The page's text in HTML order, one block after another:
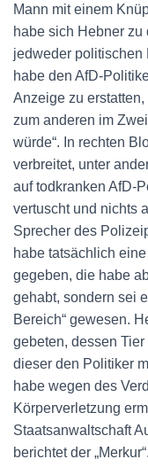
Mann mit einem
habe sich Hebner zu
jedweder politischen
habe den AfD-
Anzeige zu
zum anderen im
würde“. In rechten
verbreitet, unter
auf todkranken AfD-
vertuscht und nichts
Sprecher des
habe tatsächlich
gegeben, die habe
gehabt, sondern sei
Bereich“ gewesen.
gebeten, dessen
dieser den Politiker
habe wegen des
Körperverletzung
Staatsanwaltschaft
berichtet der „Merkur“.